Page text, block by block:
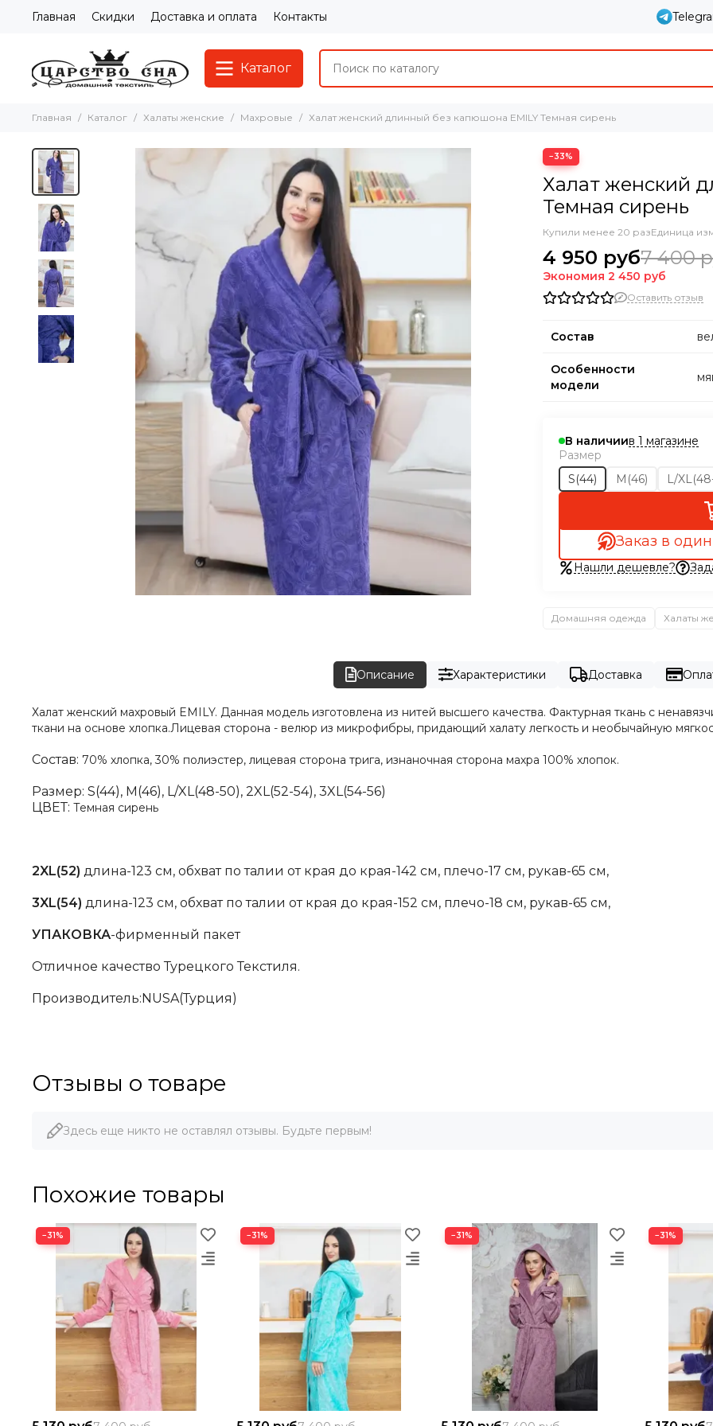
Главная Скидки Доставка и оплата Контакты
Каталог
Главная Каталог Халаты женские Махровые Халат женский длинный без капюшона EMILY Темная сирень
−33%
Халат женский
Темная сирень
Купили менее 20 разЕдиница
4 950 руб7 400
Экономия 2 450 руб
Оставить отзыв
Состав
Особенности
модели
В наличиив 1 магазине
Размер
S(44)
M(46) L/
Заказ в
Нашли дешевле?
Домашняя одежда Халаты
Описание Характеристики Доставка
Халат женский махровый EMILY. Данная модель изготовлена из нитей высшего качества. Фактурная ткань с
ткани на основе хлопка.Лицевая сторона - велюр из микрофибры, придающий халату легкость и необычайную
Состав: 70% хлопка, 30% полиэстер, лицевая сторона трига, изнаночная сторона махра 100% хлопок.
Размер: S(44), M(46), L/XL(48-50), 2XL(52-54), 3XL(54-56)
ЦВЕТ: Темная сирень
2XL(52) длина-123 см, обхват по талии от края до края-142 см, плечо-17 см, рукав-65 см,
3XL(54) длина-123 см, обхват по талии от края до края-152 см, плечо-18 см, рукав-65 см,
УПАКОВКА-фирменный пакет
Отличное качество Турецкого Текстиля.
Производитель:NUSA(Турция)
Отзывы о товаре
Здесь еще никто не оставлял отзывы. Будьте первым!
Похожие товары
−31% −31% −31% −31%